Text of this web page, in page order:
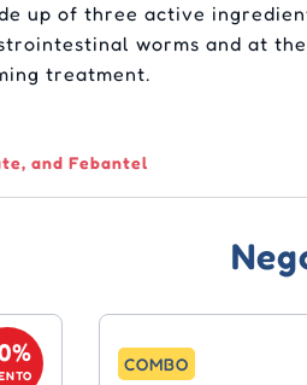
up of three active
worms and at
treatment.
and Febantel
COMBO